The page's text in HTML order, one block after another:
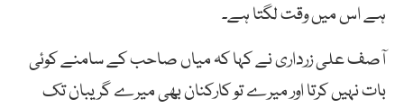
ہے اس میں وقت لگتا ہے۔
آصف علی زرداری نے کہا کہ میاں صاحب کے سامنے کوئی
بات نہیں کرتا اور میرے تو کارکنان بھی میرے گریبان تک